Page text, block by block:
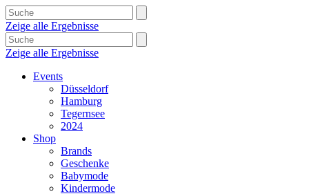
Zeige alle Ergebnisse
Zeige alle Ergebnisse
Events
Düsseldorf
Hamburg
Tegernsee
2024
Shop
Brands
Geschenke
Babymode
Kindermode